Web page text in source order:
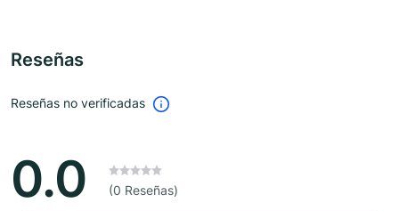
Reseñas
Reseñas no verificadas
0.0 (0 Reseñas)